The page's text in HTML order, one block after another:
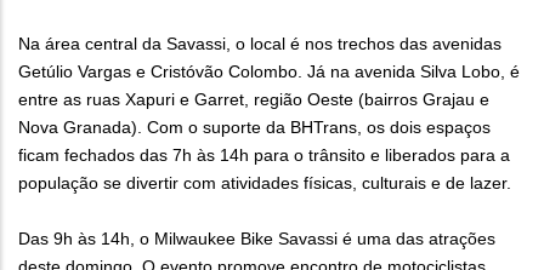
Na área central da Savassi, o local é nos trechos das avenidas
Getúlio Vargas e Cristóvão Colombo. Já na avenida Silva Lobo, é
entre as ruas Xapuri e Garret, região Oeste (bairros Grajau e
Nova Granada). Com o suporte da BHTrans, os dois espaços
ficam fechados das 7h às 14h para o trânsito e liberados para a
população se divertir com atividades físicas, culturais e de lazer.
Das 9h às 14h, o Milwaukee Bike Savassi é uma das atrações